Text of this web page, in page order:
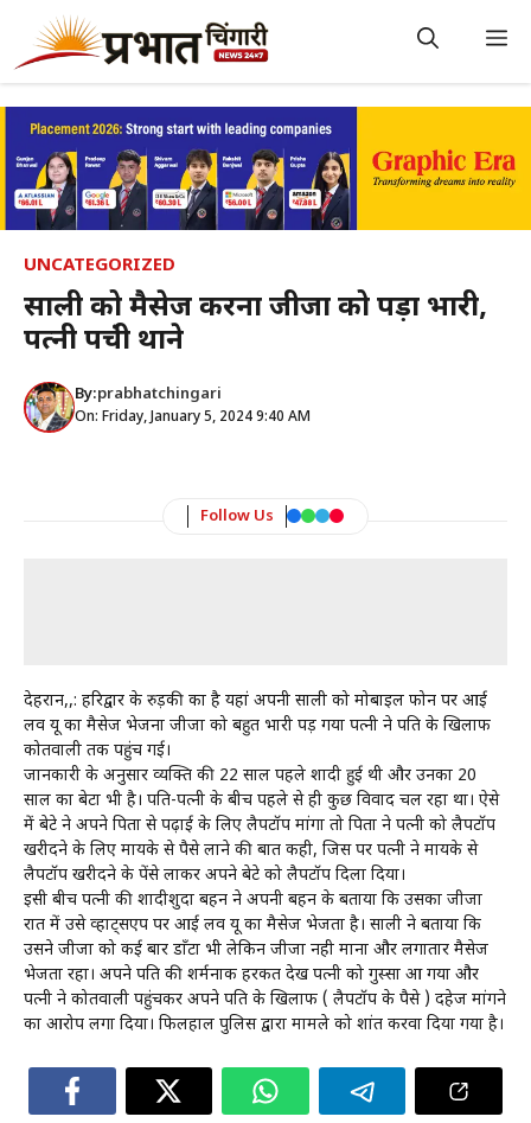
content
UNCATEGORIZED
साली को मैसेज करना जीजा को पड़ा भारी,
पत्नी पहुंची थाने
By:prabhatchingari
On: Friday, January 5, 2024 9:40 AM
Follow Us
देहरादून,,: हरिद्वार के रुड़की का है यहां अपनी साली को मोबाइल फोन पर आई
लव यू का मैसेज भेजना जीजा को बहुत भारी पड़ गया पत्नी ने पति के खिलाफ
कोतवाली तक पहुंच गई।
जानकारी के अनुसार व्यक्ति की 22 साल पहले शादी हुई थी और उनका 20
साल का बेटा भी है। पति-पत्नी के बीच पहले से ही कुछ विवाद चल रहा था। ऐसे
में बेटे ने अपने पिता से पढ़ाई के लिए लैपटॉप मांगा तो पिता ने पत्नी को लैपटॉप
खरीदने के लिए मायके से पैसे लाने की बात कही, जिस पर पत्नी ने मायके से
लैपटॉप खरीदने के पेंसे लाकर अपने बेटे को लैपटॉप दिला दिया।
इसी बीच पत्नी की शादीशुदा बहन ने अपनी बहन के बताया कि उसका जीजा
रात में उसे व्हाट्सएप पर आई लव यू का मैसेज भेजता है। साली ने बताया कि
उसने जीजा को कई बार डाँटा भी लेकिन जीजा नही माना और लगातार मैसेज
भेजता रहा। अपने पति की शर्मनाक हरकत देख पत्नी को गुस्सा आ गया और
पत्नी ने कोतवाली पहुंचकर अपने पति के खिलाफ ( लैपटॉप के पैसे ) दहेज मांगने
का आरोप लगा दिया। फिलहाल पुलिस द्वारा मामले को शांत करवा दिया गया है।